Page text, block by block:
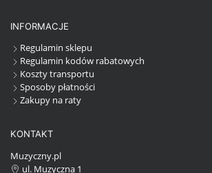
INFORMACJE
Regulamin sklepu
Regulamin kodów rabatowych
Koszty transportu
Sposoby płatności
Zakupy na raty
KONTAKT
Muzyczny.pl
ul. Muzyczna 1